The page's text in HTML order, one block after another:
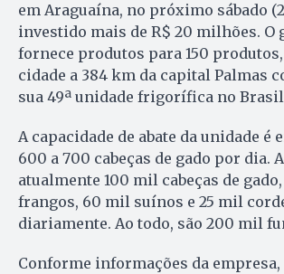
em Araguaína, no próximo sábado
investido mais de R$ 20 milhões. O
fornece produtos para 150
cidade a 384 km da capital Palmas
sua 49ª unidade frigorífica no
A capacidade de abate da unidade é
600 a 700 cabeças de gado por dia. A
atualmente 100 mil cabeças de
frangos, 60 mil suínos e 25 mil
diariamente. Ao todo, são 200 mil
Conforme informações da empresa,